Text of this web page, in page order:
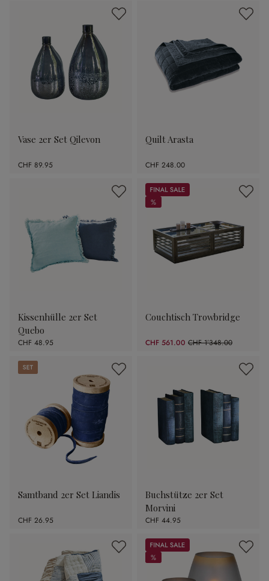
Vase 2er Set Qilevon
CHF 89.95
Quilt Arasta
CHF 248.00
Kissenhülle 2er Set
Quebo
CHF 48.95
Sale
%
%
Couchtisch Trowbridge
CHF 561.00 CHF 1’348.00
(58.38% gespart)
Set
Samtband 2er Set Liandis
CHF 26.95
Buchstütze 2er Set
Morvini
CHF 44.95
Sale
%
%